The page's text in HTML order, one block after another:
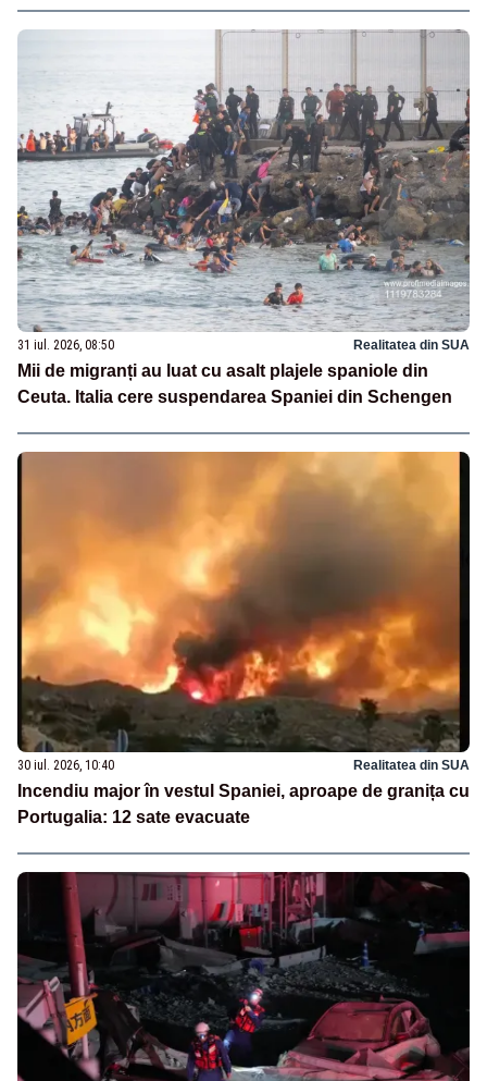
31 iul. 2026, 08:50 Realitatea din SUA
Mii de migranți au luat cu asalt plajele spaniole din
Ceuta. Italia cere suspendarea Spaniei din Schengen
30 iul. 2026, 10:40 Realitatea din SUA
Incendiu major în vestul Spaniei, aproape de granița cu
Portugalia: 12 sate evacuate